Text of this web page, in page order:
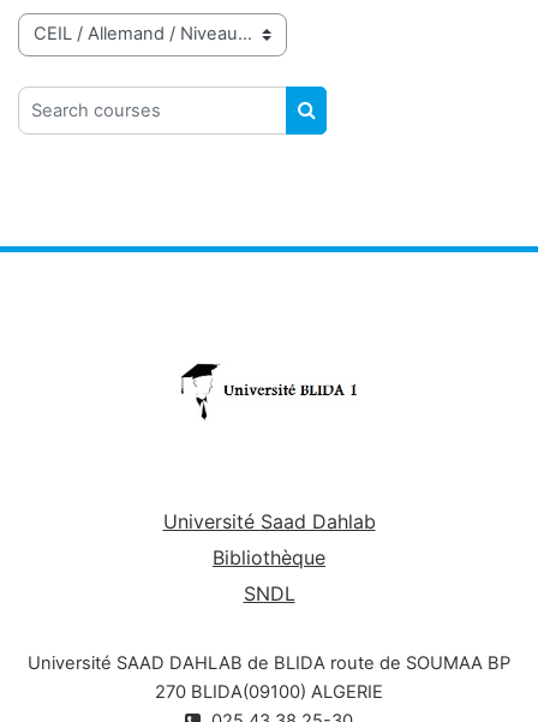
Course categories
Search courses
SEARCH COURSES
Université Saad Dahlab
Bibliothèque
SNDL
Université SAAD DAHLAB de BLIDA route de SOUMAA BP
270 BLIDA(09100) ALGERIE